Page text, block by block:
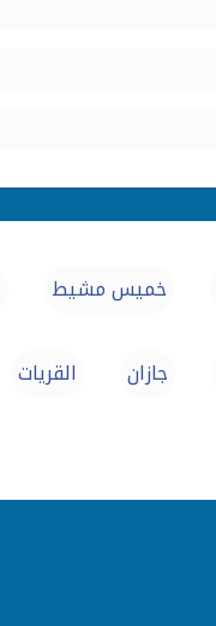
خميس مشيط
جازان القريات